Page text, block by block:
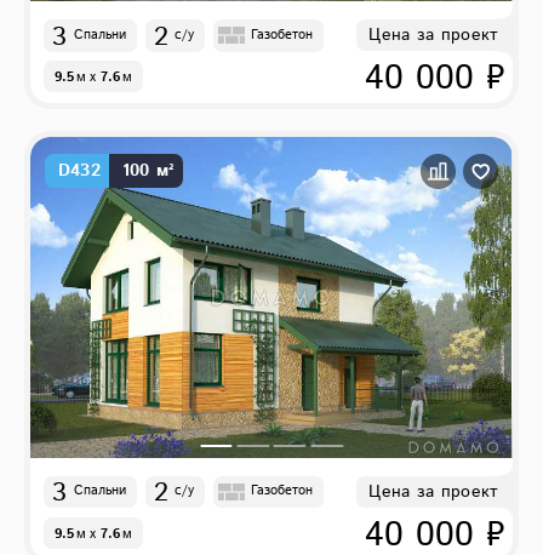
3 Спальни 2 с/у Газобетон
9.5м x 7.6м
Цена за проект
40 000 ₽
D432 100 м²
3 Спальни 2 с/у Газобетон
9.5м x 7.6м
Цена за проект
40 000 ₽